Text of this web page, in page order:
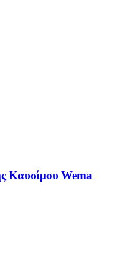
Καυσίμου Wema